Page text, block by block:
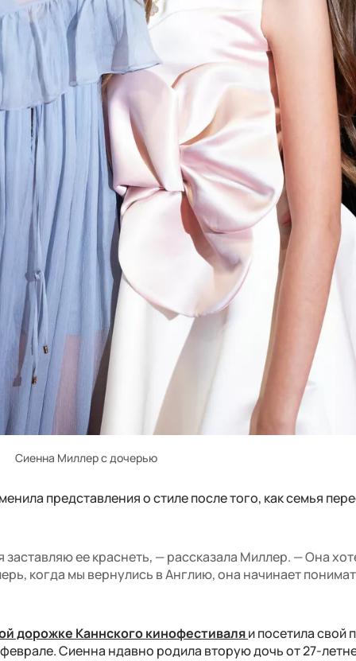
Сиенна Миллер с дочерью
представления о стиле после того, как семья
ее краснеть, — рассказала Миллер. — Она
когда мы вернулись в Англию, она начинает
дорожке Каннского кинофестиваляи посетила свой
Сиенна ндавно родила вторую дочь от 27-